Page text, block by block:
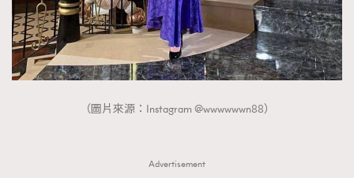
（圖片來源：Instagram @wwwwwwn88）
Advertisement